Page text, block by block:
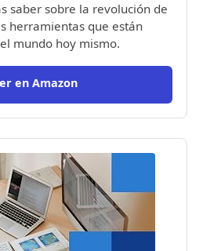
saber sobre la revolución de
herramientas que están
mundo hoy mismo.
en Amazon